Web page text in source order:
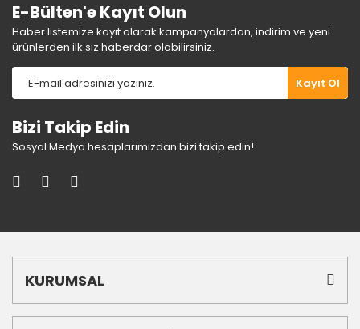
E-Bülten'e Kayıt Olun
Haber listemize kayıt olarak kampanyalardan, indirim ve yeni
ürünlerden ilk siz haberdar olabilirsiniz.
Kayıt Ol
Bizi Takip Edin
Sosyal Medya hesaplarımızdan bizi takip edin!
KURUMSAL